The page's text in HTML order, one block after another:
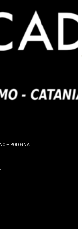
– BOLOGNA